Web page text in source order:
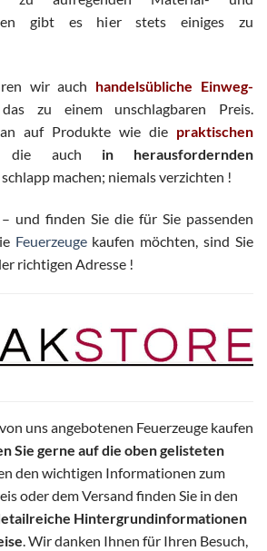
gibt es hier stets einiges zu
wir auch handelsübliche Einweg-
zu einem unschlagbaren Preis.
auf Produkte wie die praktischen
die auch in herausfordernden
machen; niemals verzichten !
– und finden Sie die für Sie passenden
Feuerzeugekaufen möchten, sind Sie
richtigen Adresse !
uns angebotenen Feuerzeuge kaufen
Sie gerne auf die oben gelisteten
den wichtigen Informationen zum
oder dem Versand finden Sie in den
Hintergrundinformationen
. Wir danken Ihnen für Ihren Besuch,